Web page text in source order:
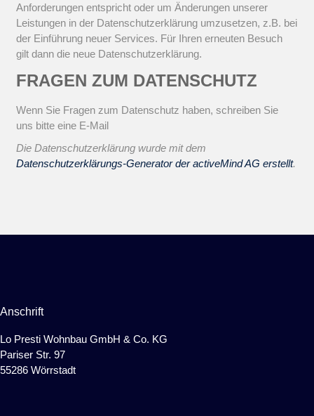
Anforderungen entspricht oder um Änderungen unserer
Leistungen in der Datenschutzerklärung umzusetzen, z.B. bei
der Einführung neuer Services. Für Ihren erneuten Besuch
gilt dann die neue Datenschutzerklärung.
FRAGEN ZUM DATENSCHUTZ
Wenn Sie Fragen zum Datenschutz haben, schreiben Sie
uns bitte eine E-Mail
Die Datenschutzerklärung wurde mit dem
Datenschutzerklärungs-Generator der activeMind AG erstellt.
Anschrift
Lo Presti Wohnbau GmbH & Co. KG
Pariser Str. 97
55286 Wörrstadt